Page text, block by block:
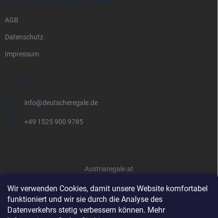
Wir verwenden Cookies, damit unsere Website komfortabel
funktioniert und wir sie durch die Analyse des
Datenverkehrs stetig verbessern können. Mehr
AGB
Datenschutz
Impressum
KONTAKT
info@deutscheregale.de
+49 1525 900 9785
Austriaregale.at